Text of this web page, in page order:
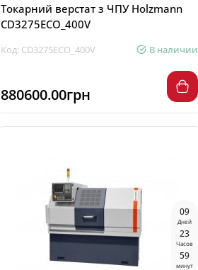
Токарний верстат з ЧПУ Holzmann
CD3275ECO_400V
Код: CD3275ECO_400V В наличии
880600.00грн
09
Дней
23
Часов
59
минут